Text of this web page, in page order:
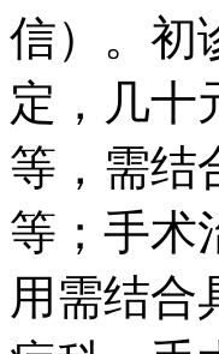
信）。初
定，几十
等，需结
等；手术
用需结合